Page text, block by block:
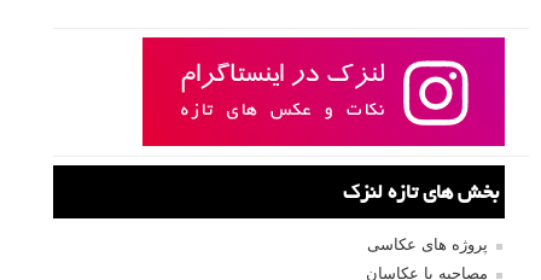
رمز عبور
مرا به خاطر بسپار
بازیابی رمز عبور
جستجو یرای: